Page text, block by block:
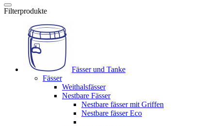
Filterprodukte
Fässer und Tanke
Fässer
Weithalsfässer
Nestbare Fässer
Nestbare fässer mit Griffen
Nestbare fässer Eco